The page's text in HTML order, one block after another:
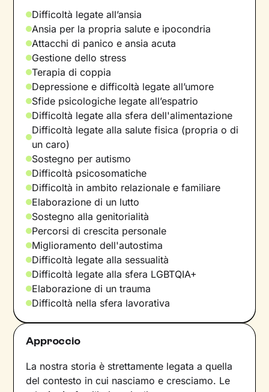
Difficoltà legate all’ansia
Ansia per la propria salute e ipocondria
Attacchi di panico e ansia acuta
Gestione dello stress
Terapia di coppia
Depressione e difficoltà legate all’umore
Sfide psicologiche legate all’espatrio
Difficoltà legate alla sfera dell'alimentazione
Difficoltà legate alla salute fisica (propria o di
un caro)
Sostegno per autismo
Difficoltà psicosomatiche
Difficoltà in ambito relazionale e familiare
Elaborazione di un lutto
Sostegno alla genitorialità
Percorsi di crescita personale
Miglioramento dell'autostima
Difficoltà legate alla sessualità
Difficoltà legate alla sfera LGBTQIA+
Elaborazione di un trauma
Difficoltà nella sfera lavorativa
Approccio
La nostra storia è strettamente legata a quella
del contesto in cui nasciamo e cresciamo. Le